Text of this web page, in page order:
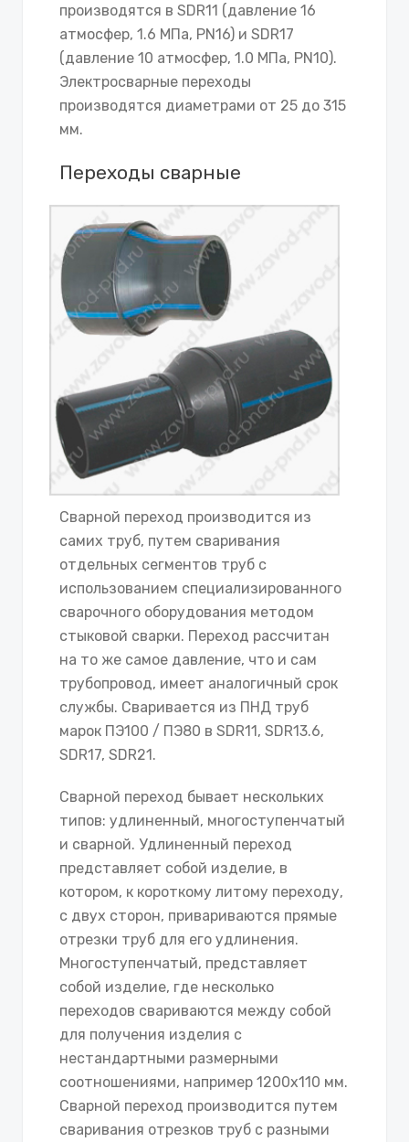
производятся в SDR11 (давление 16
атмосфер, 1.6 МПа, PN16) и SDR17
(давление 10 атмосфер, 1.0 МПа, PN10).
Электросварные переходы
производятся диаметрами от 25 до 315
мм.
Переходы сварные
Сварной переход производится из
самих труб, путем сваривания
отдельных сегментов труб с
использованием специализированного
сварочного оборудования методом
стыковой сварки. Переход рассчитан
на то же самое давление, что и сам
трубопровод, имеет аналогичный срок
службы. Сваривается из ПНД труб
марок ПЭ100 / ПЭ80 в SDR11, SDR13.6,
SDR17, SDR21.
Сварной переход бывает нескольких
типов: удлиненный, многоступенчатый
и сварной. Удлиненный переход
представляет собой изделие, в
котором, к короткому литому переходу,
с двух сторон, привариваются прямые
отрезки труб для его удлинения.
Многоступенчатый, представляет
собой изделие, где несколько
переходов свариваются между собой
для получения изделия с
нестандартными размерными
соотношениями, например 1200х110 мм.
Сварной переход производится путем
сваривания отрезков труб с разными